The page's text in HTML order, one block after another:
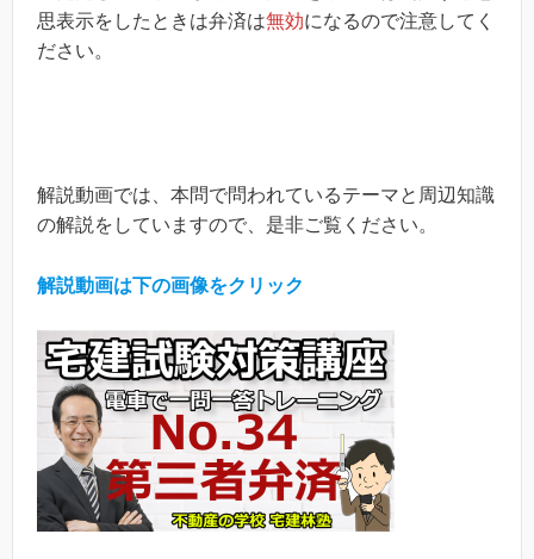
思表示をしたときは弁済は無効になるので注意してく
ださい。
解説動画では、本問で問われているテーマと周辺知識
の解説をしていますので、是非ご覧ください。
解説動画は下の画像をクリック